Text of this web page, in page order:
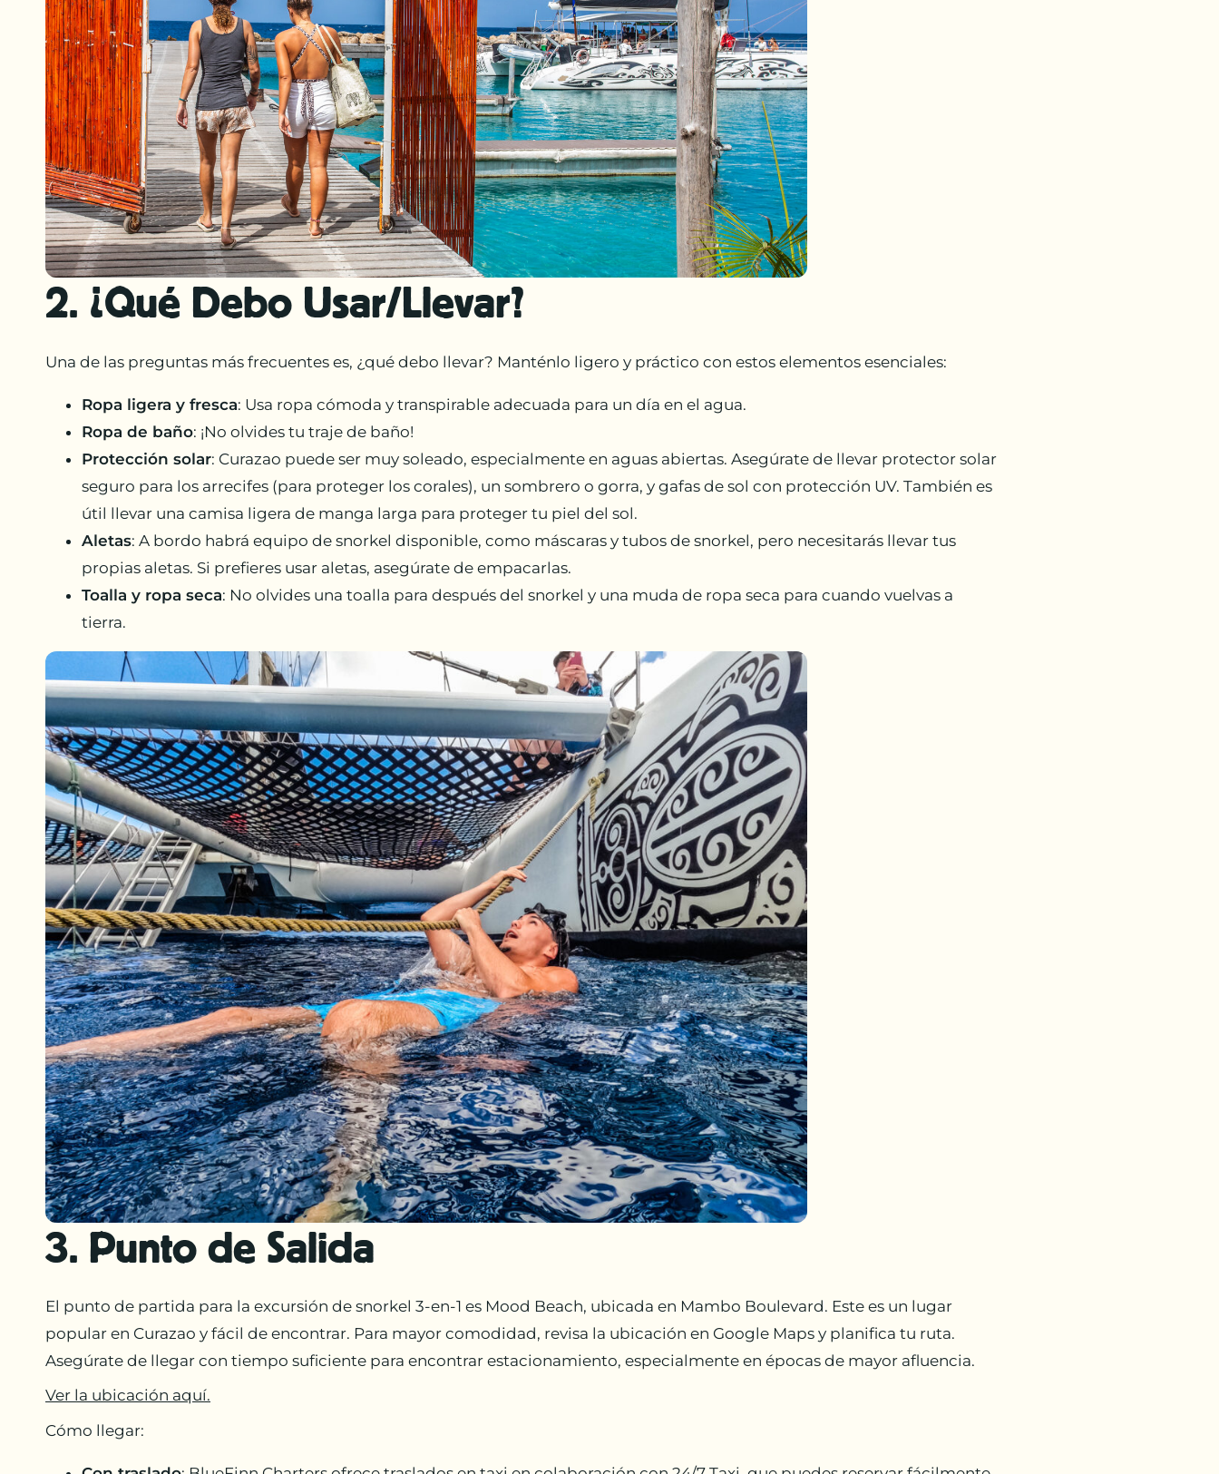
2. ¿Qué Debo Usar/Llevar?
Una de las preguntas más frecuentes es, ¿qué debo llevar? Manténlo ligero y práctico con estos elementos esenciales:
Ropa ligera y fresca: Usa ropa cómoda y transpirable adecuada para un día en el agua.
Ropa de baño: ¡No olvides tu traje de baño!
Protección solar: Curazao puede ser muy soleado, especialmente en aguas abiertas. Asegúrate de llevar protector solar
seguro para los arrecifes (para proteger los corales), un sombrero o gorra, y gafas de sol con protección UV. También es
útil llevar una camisa ligera de manga larga para proteger tu piel del sol.
Aletas: A bordo habrá equipo de snorkel disponible, como máscaras y tubos de snorkel, pero necesitarás llevar tus
propias aletas. Si prefieres usar aletas, asegúrate de empacarlas.
Toalla y ropa seca: No olvides una toalla para después del snorkel y una muda de ropa seca para cuando vuelvas a
tierra.
3. Punto de Salida
El punto de partida para la excursión de snorkel 3-en-1 es Mood Beach, ubicada en Mambo Boulevard. Este es un lugar
popular en Curazao y fácil de encontrar. Para mayor comodidad, revisa la ubicación en Google Maps y planifica tu ruta.
Asegúrate de llegar con tiempo suficiente para encontrar estacionamiento, especialmente en épocas de mayor afluencia.
Ver la ubicación aquí.
Cómo llegar: